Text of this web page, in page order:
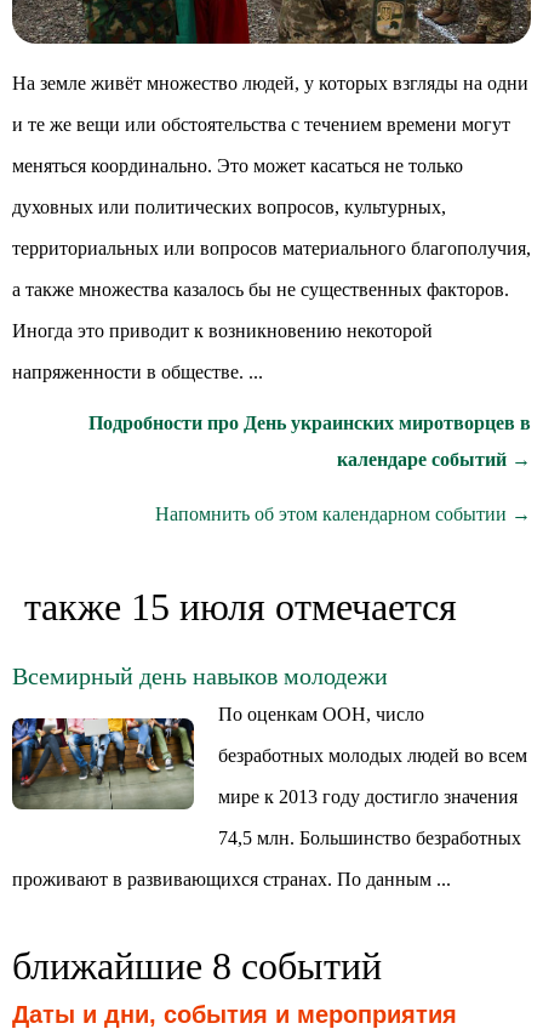
На земле живёт множество людей, у которых взгляды на одни
и те же вещи или обстоятельства с течением времени могут
меняться координально. Это может касаться не только
духовных или политических вопросов, культурных,
территориальных или вопросов материального благополучия,
а также множества казалось бы не существенных факторов.
Иногда это приводит к возникновению некоторой
напряженности в обществе. ...
Подробности про День украинских миротворцев в
календаре событий →
Напомнить об этом календарном событии →
также 15 июля отмечается
Всемирный день навыков молодежи
По оценкам ООН, число
безработных молодых людей во всем
мире к 2013 году достигло значения
74,5 млн. Большинство безработных
проживают в развивающихся странах. По данным ...
ближайшие 8 событий
Даты и дни, события и мероприятия